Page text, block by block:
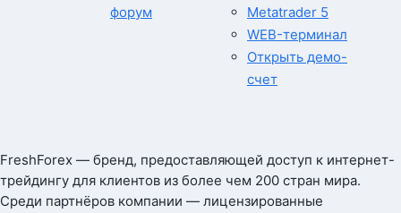
форум
Metatrader 5
WEB-терминал
Открыть демо-
счет
FreshForex — бренд, предоставляющей доступ к интернет-
трейдингу для клиентов из более чем 200 стран мира.
Среди партнёров компании — лицензированные